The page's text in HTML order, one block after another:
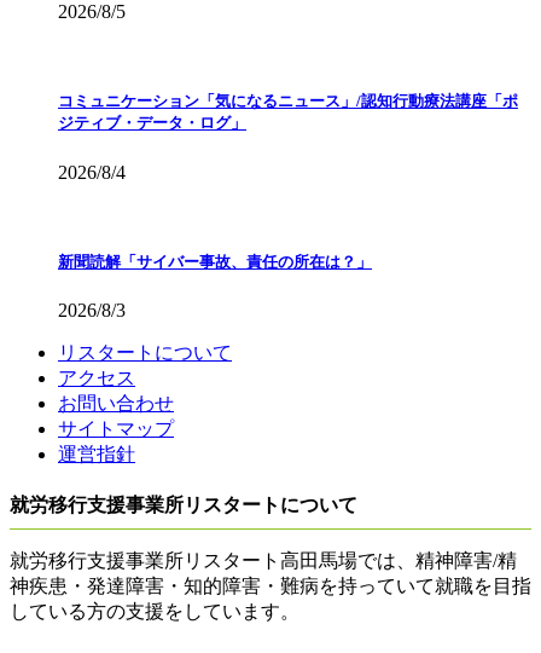
2026/8/5
コミュニケーション「気になるニュース」/認知行動療法講座「ポ
ジティブ・データ・ログ」
2026/8/4
新聞読解「サイバー事故、責任の所在は？」
2026/8/3
リスタートについて
アクセス
お問い合わせ
サイトマップ
運営指針
就労移行支援事業所リスタートについて
就労移行支援事業所リスタート高田馬場では、精神障害/精
神疾患・発達障害・知的障害・難病を持っていて就職を目指
している方の支援をしています。